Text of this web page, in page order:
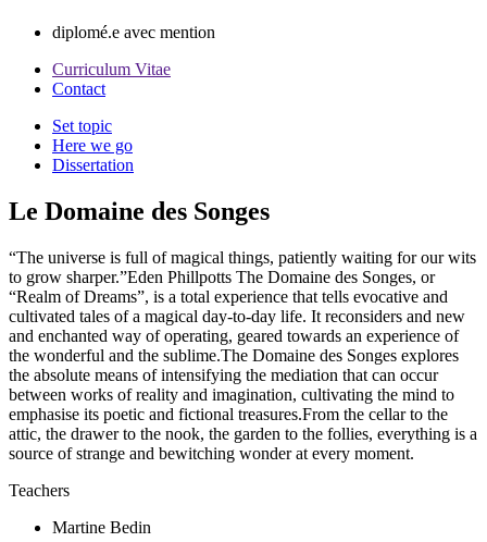
diplomé.e avec mention
Curriculum Vitae
Contact
Set topic
Here we go
Dissertation
Le Domaine des Songes
“The universe is full of magical things, patiently waiting for our wits
to grow sharper.”Eden Phillpotts The Domaine des Songes, or
“Realm of Dreams”, is a total experience that tells evocative and
cultivated tales of a magical day-to-day life. It reconsiders and new
and enchanted way of operating, geared towards an experience of
the wonderful and the sublime.The Domaine des Songes explores
the absolute means of intensifying the mediation that can occur
between works of reality and imagination, cultivating the mind to
emphasise its poetic and fictional treasures.From the cellar to the
attic, the drawer to the nook, the garden to the follies, everything is a
source of strange and bewitching wonder at every moment.
Teachers
Martine Bedin